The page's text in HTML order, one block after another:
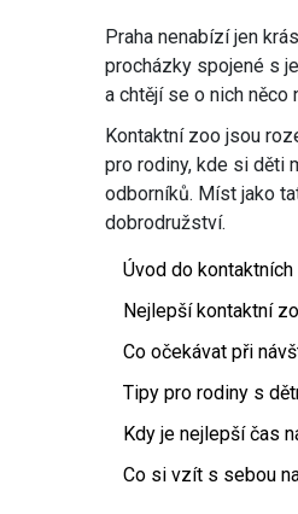
Praha nenabízí jen
procházky spojené s
a chtějí se o nich
Kontaktní zoo jsou
pro rodiny, kde si děti
odborníků. Míst jako
dobrodružství.
Úvod do
Nejlepší kontaktní
Co očekávat při
Tipy pro rodiny s
Kdy je nejlepší čas
Co si vzít s sebou